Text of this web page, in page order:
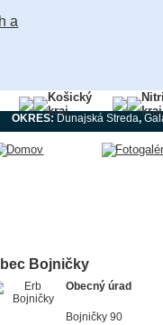
Košický
kraj
kraj
OKRES:Dunajská Streda,
Bojničky
Obecný úrad
Bojničky 90